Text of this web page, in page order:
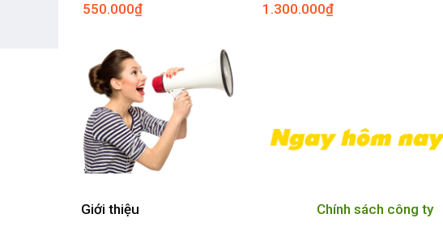
550.000₫ 1.300.000₫
Giới thiệu Chính sách công ty